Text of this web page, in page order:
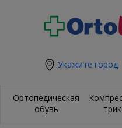
Укажите город
Ортопедическая
обувь